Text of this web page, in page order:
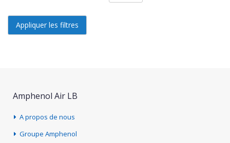
Appliquer les filtres
Amphenol Air LB
A propos de nous
Groupe Amphenol